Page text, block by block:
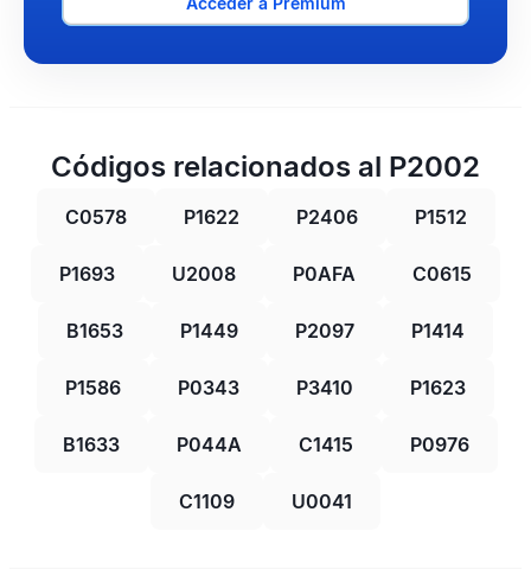
Códigos relacionados al P2002
C0578 P1622 P2406 P1512
P1693 U2008 P0AFA C0615
B1653 P1449 P2097 P1414
P1586 P0343 P3410 P1623
B1633 P044A C1415 P0976
C1109 U0041